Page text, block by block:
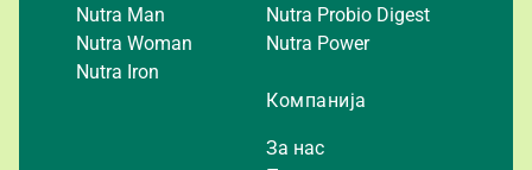
Nutra Man
Nutra Woman
Nutra Iron
Nutra Probio Digest
Nutra Power
Компанија
За нас